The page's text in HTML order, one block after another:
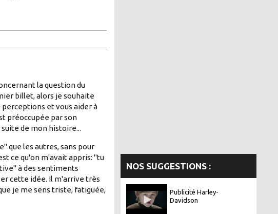
la question du
billet, alors je souhaite
et vous aider à
préoccupée par son
suite de mon histoire...
que les autres, sans pour
ce qu'on m'avait appris: "tu
à des sentiments
cette idée. Il m'arrive très
je me sens triste, fatiguée,
NOS SUGGESTIONS :
Publicité Harley-
Davidson